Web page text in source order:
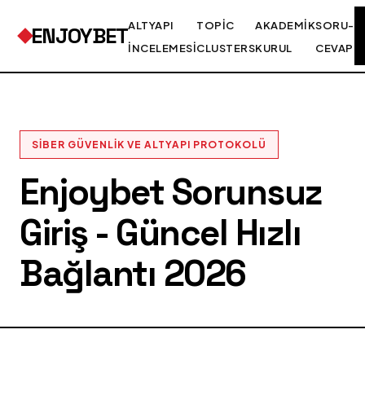
ENJOYBETALTYAPI
İNCELEMESI
TOPIC
CLUSTERS
AKADEMIK
KURUL
SORU-
CEVAP
SIBER GÜVENLIK VE ALTYAPI PROTOKOLÜ
Enjoybet Sorunsuz
Giriş - Güncel Hızlı
Bağlantı 2026